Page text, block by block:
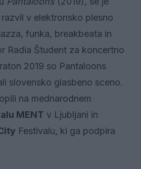
v elektronsko plesno
funka, breakbeata in
Radia Študent za koncertno
2019 so Pantaloons
slovensko glasbeno sceno.
na mednarodnem
MENT v Ljubljani in
Festivalu, ki ga podpira